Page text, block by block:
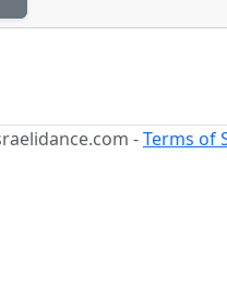
-Terms of